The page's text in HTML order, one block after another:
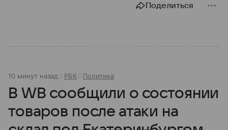
Поделиться
10 минут назад РБК Политика
В WB сообщили о состоянии
товаров после атаки на